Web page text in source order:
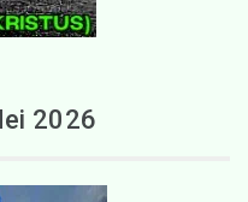
2026